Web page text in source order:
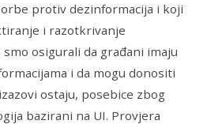
protiv dezinformacija i koji
i razotkrivanje
osigurali da građani imaju
i da mogu donositi
ostaju, posebice zbog
bazirani na UI. Provjera